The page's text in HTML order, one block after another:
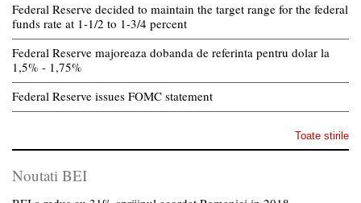
Federal Reserve decided to maintain the target range for the federal
funds rate at 1-1/2 to 1-3/4 percent
Federal Reserve majoreaza dobanda de referinta pentru dolar la
1,5% - 1,75%
Federal Reserve issues FOMC statement
Toate stirile
Noutati BEI